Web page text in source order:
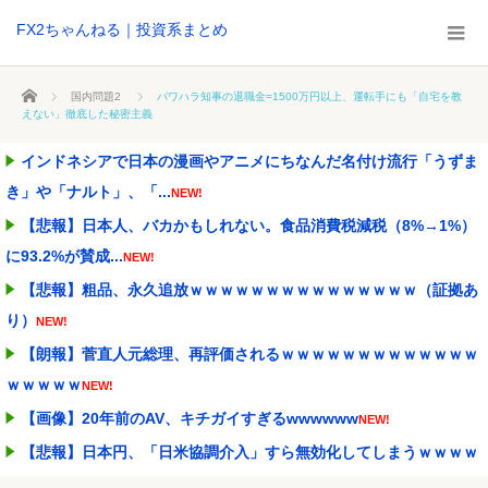
FX2ちゃんねる｜投資系まとめ
ホーム 国内問題2
パワハラ知事の退職金=1500万円以上、運転手にも「自宅を教
えない」徹底した秘密主義
インドネシアで日本の漫画やアニメにちなんだ名付け流行「うずま
き」や「ナルト」、「...NEW!
【悲報】日本人、バカかもしれない。食品消費税減税（8%→1%）
に93.2%が賛成...NEW!
【悲報】粗品、永久追放ｗｗｗｗｗｗｗｗｗｗｗｗｗｗｗ（証拠あ
り）
NEW!
【朗報】菅直人元総理、再評価されるｗｗｗｗｗｗｗｗｗｗｗｗｗ
ｗｗｗｗｗNEW!
【画像】20年前のAV、キチガイすぎるwwwwwwNEW!
【悲報】日本円、「日米協調介入」すら無効化してしまうｗｗｗｗ